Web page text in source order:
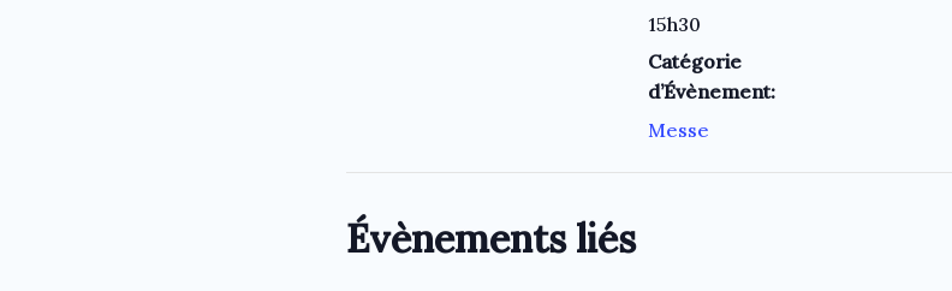
15h30
Catégorie
d’Évènement:
Messe
Évènements liés